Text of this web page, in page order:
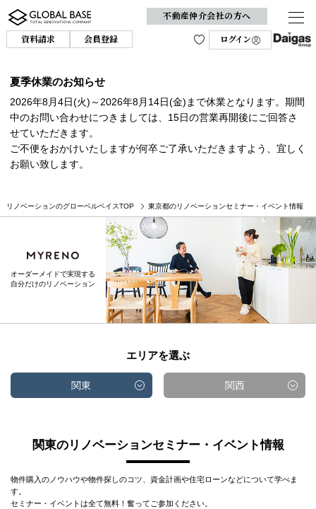
不動産仲介会社の方へ
資料請求
会員登録 ログイン
夏季休業のお知らせ
2026年8月4日(火)～2026年8月14日(金)まで休業となります。期間
中のお問い合わせにつきましては、15日の営業再開後にご回答さ
せていただきます。
ご不便をおかけいたしますが何卒ご了承いただきますよう、宜しく
お願い致します。
リノベーションのグローベルベイスTOP 東京都のリノベーションセミナー・イベント情報
オーダーメイドで実現する
自分だけのリノベーション
エリアを選ぶ
関東 関西
関東のリノベーションセミナー・イベント情報
物件購入のノウハウや物件探しのコツ、資金計画や住宅ローンなどについて学べま
す。
セミナー・イベントは全て無料！奮ってご参加ください。